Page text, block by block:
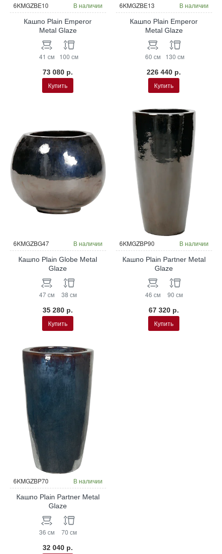
6KMGZBE10 В наличии
Кашпо Plain Emperor
Metal Glaze
41 см 100 см
73 080 р.
Купить
6KMGZBE13 В наличии
Кашпо Plain Emperor
Metal Glaze
60 см 130 см
226 440 р.
Купить
6KMGZBG47 В наличии
Кашпо Plain Globe Metal
Glaze
47 см 38 см
35 280 р.
Купить
6KMGZBP90 В наличии
Кашпо Plain Partner Metal
Glaze
46 см 90 см
67 320 р.
Купить
6KMGZBP70 В наличии
Кашпо Plain Partner Metal
Glaze
36 см 70 см
32 040 р.